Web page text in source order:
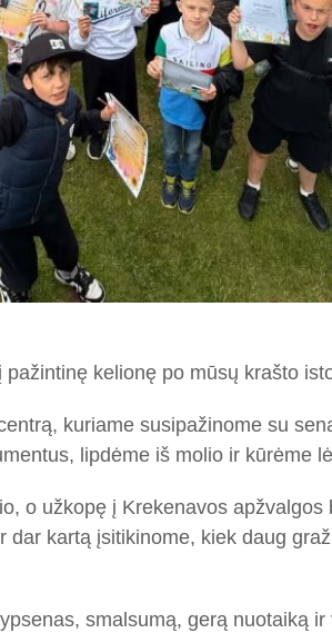
kelionę po mūsų krašto
kuriame susipažinome su
lipdėme iš molio ir kūrėme
o užkopę į Krekenavos apžvalgos
dar kartą įsitikinome, kiek daug
smalsumą, gerą nuotaiką